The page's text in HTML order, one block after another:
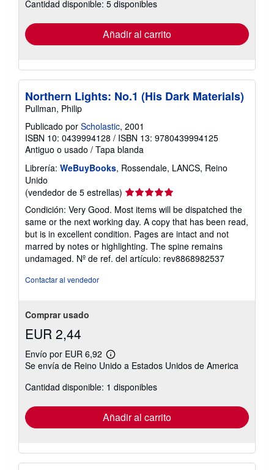
las
tarifas
envío
Cantidad disponible: 5 disponibles
Añadir al carrito
Northern Lights: No.1 (His Dark Materials)
Pullman, Philip
Publicado por Scholastic, 2001
ISBN 10: 0439994128 / ISBN 13: 9780439994125
Antiguo o usado / Tapa blanda
Librería: WeBuyBooks, Rossendale, LANCS, Reino
Unido
(vendedor de 5 estrellas) Calificación
vendedor:
5
de
5
estrellas
Condición: Very Good. Most items will be dispatched the
same or the next working day. A copy that has been read,
but is in excellent condition. Pages are intact and not
marred by notes or highlighting. The spine remains
undamaged. Nº de ref. del artículo: rev8868982537
Contactar al vendedor
Comprar usado
EUR 2,44
Envío por EUR 6,92
Más
información
las
tarifas
envío
Se envía de Reino Unido a Estados Unidos de America
Cantidad disponible: 1 disponibles
Añadir al carrito